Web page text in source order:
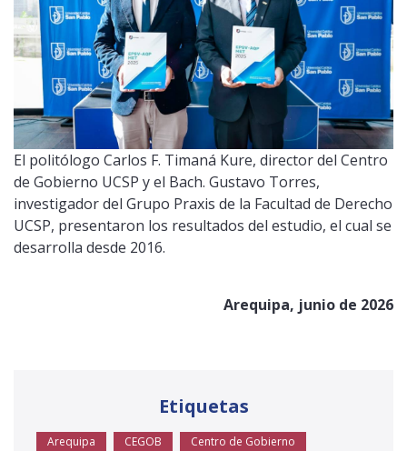
El politólogo Carlos F. Timaná Kure, director del Centro
de Gobierno UCSP y el Bach. Gustavo Torres,
investigador del Grupo Praxis de la Facultad de Derecho
UCSP, presentaron los resultados del estudio, el cual se
desarrolla desde 2016.
Arequipa, junio de 2026
Etiquetas
Arequipa CEGOB
Centro de Gobierno